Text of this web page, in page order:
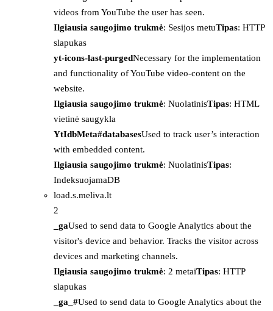
videos from YouTube the user has seen.
Ilgiausia saugojimo trukmė: Sesijos metuTipas: HTTP
slapukas
yt-icons-last-purgedNecessary for the implementation
and functionality of YouTube video-content on the
website.
Ilgiausia saugojimo trukmė: NuolatinisTipas: HTML
vietinė saugykla
YtIdbMeta#databasesUsed to track user’s interaction
with embedded content.
Ilgiausia saugojimo trukmė: NuolatinisTipas:
IndeksuojamaDB
load.s.meliva.lt
2
_gaUsed to send data to Google Analytics about the
visitor's device and behavior. Tracks the visitor across
devices and marketing channels.
Ilgiausia saugojimo trukmė: 2 metaiTipas: HTTP
slapukas
_ga_#Used to send data to Google Analytics about the